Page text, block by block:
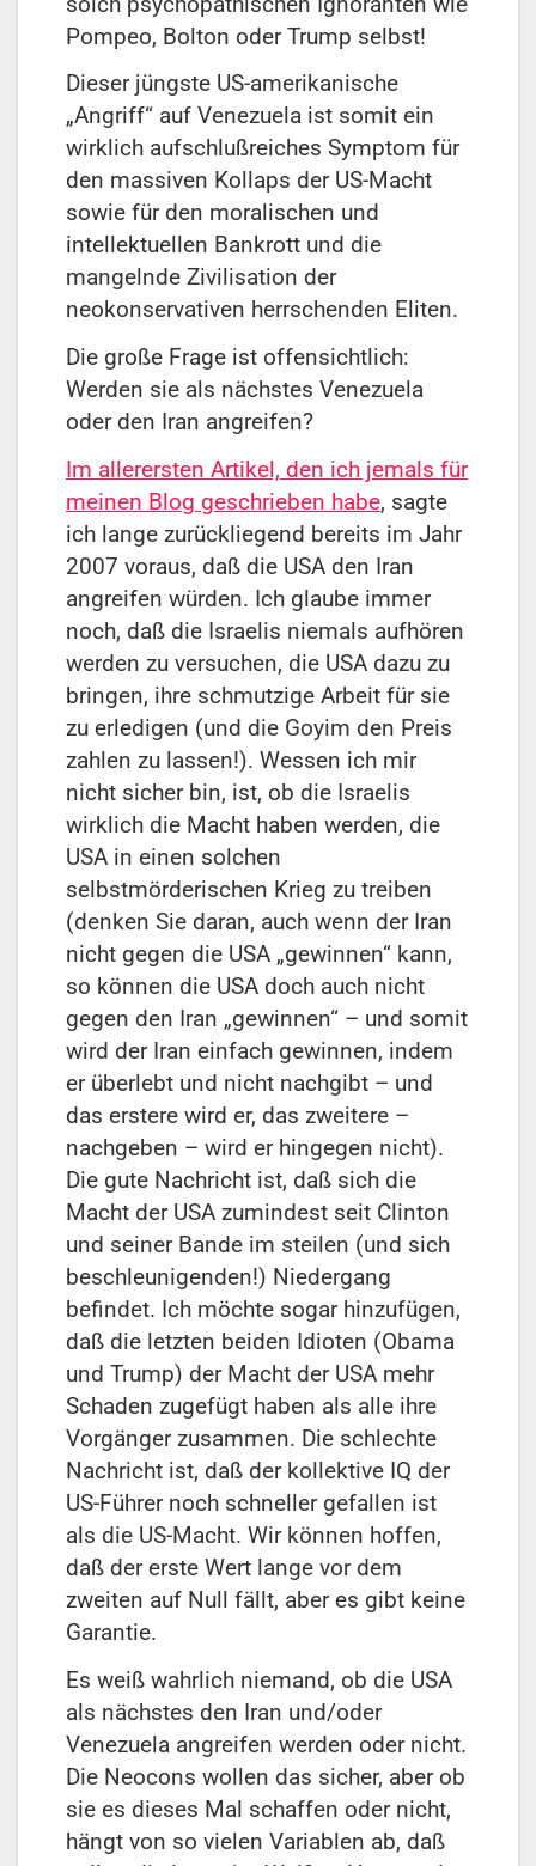
Pompeo, Bolton oder Trump selbst!
Dieser jüngste US-amerikanische
„Angriff“ auf Venezuela ist somit ein
wirklich aufschlußreiches Symptom für
den massiven Kollaps der US-Macht
sowie für den moralischen und
intellektuellen Bankrott und die
mangelnde Zivilisation der
neokonservativen herrschenden Eliten.
Die große Frage ist offensichtlich:
Werden sie als nächstes Venezuela
oder den Iran angreifen?
Im allerersten Artikel, den ich jemals für
meinen Blog geschrieben habe, sagte
ich lange zurückliegend bereits im Jahr
2007 voraus, daß die USA den Iran
angreifen würden. Ich glaube immer
noch, daß die Israelis niemals aufhören
werden zu versuchen, die USA dazu zu
bringen, ihre schmutzige Arbeit für sie
zu erledigen (und die Goyim den Preis
zahlen zu lassen!). Wessen ich mir
nicht sicher bin, ist, ob die Israelis
wirklich die Macht haben werden, die
USA in einen solchen
selbstmörderischen Krieg zu treiben
(denken Sie daran, auch wenn der Iran
nicht gegen die USA „gewinnen“ kann,
so können die USA doch auch nicht
gegen den Iran „gewinnen“ – und somit
wird der Iran einfach gewinnen, indem
er überlebt und nicht nachgibt – und
das erstere wird er, das zweitere –
nachgeben – wird er hingegen nicht).
Die gute Nachricht ist, daß sich die
Macht der USA zumindest seit Clinton
und seiner Bande im steilen (und sich
beschleunigenden!) Niedergang
befindet. Ich möchte sogar hinzufügen,
daß die letzten beiden Idioten (Obama
und Trump) der Macht der USA mehr
Schaden zugefügt haben als alle ihre
Vorgänger zusammen. Die schlechte
Nachricht ist, daß der kollektive IQ der
US-Führer noch schneller gefallen ist
als die US-Macht. Wir können hoffen,
daß der erste Wert lange vor dem
zweiten auf Null fällt, aber es gibt keine
Garantie.
Es weiß wahrlich niemand, ob die USA
als nächstes den Iran und/oder
Venezuela angreifen werden oder nicht.
Die Neocons wollen das sicher, aber ob
sie es dieses Mal schaffen oder nicht,
hängt von so vielen Variablen ab, daß